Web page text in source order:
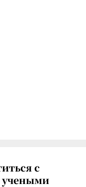
с
учеными